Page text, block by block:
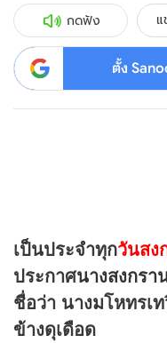
กดฟัง แ
ตั้ง
เป็นประจำทุกวันสง
ประกาศนางสงกรา
ชื่อว่า นางมโหทรเ
ข้างดุเดือด